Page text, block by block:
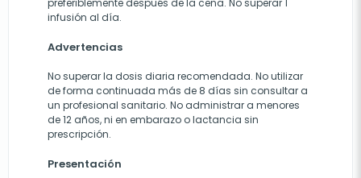
preferiblemente después de la cena. No superar 1
infusión al día.
Advertencias
No superar la dosis diaria recomendada. No utilizar
de forma continuada más de 8 días sin consultar a
un profesional sanitario. No administrar a menores
de 12 años, ni en embarazo o lactancia sin
prescripción.
Presentación